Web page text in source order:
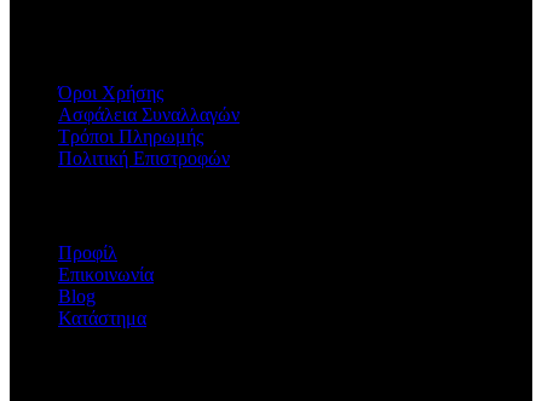
Όροι Χρήσης
Ασφάλεια Συναλλαγών
Τρόποι Πληρωμής
Πολιτική Επιστροφών
Προφίλ
Επικοινωνία
Blog
Κατάστημα